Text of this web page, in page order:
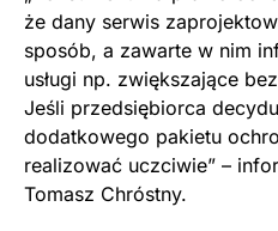
że dany serwis
sposób, a zawarte w nim
usługi np. zwiększające
Jeśli przedsiębiorca
dodatkowego pakietu
realizować uczciwie” –
Tomasz Chróstny.